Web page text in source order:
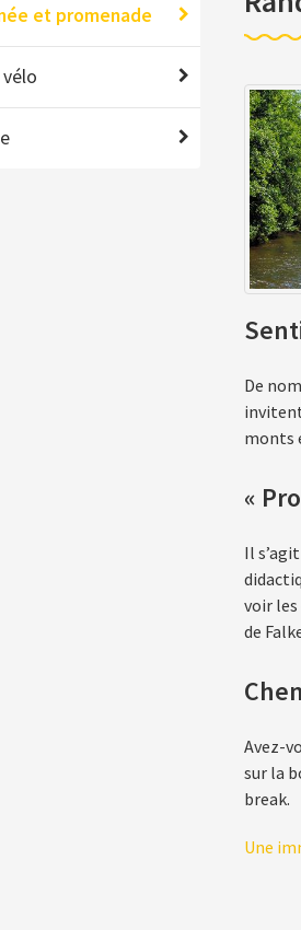
et promenade
vélo
De
monts
«
Il
voir
de
Avez-
sur la
break.
Une